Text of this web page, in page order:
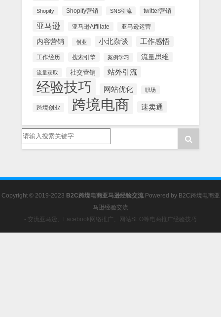
Shopify Shopify营销 SNS引流 twitter营销
亚马逊 亚马逊Affiliate 亚马逊运营
内容营销 创业 小北杂谈 工作感悟
工作经历 搜索引擎 案例学习 流量思维
流量获取 社交营销 站外引流
经验技巧 网站优化 职场
跨境创业 跨境电商 速卖通
Copyright © 2019-2023 B2C跨境电商亚马逊经验交流 Powered by B2C跨境电商亚
马逊经验交流
- 交流亚马逊、Facebook网络推广、网站SEO等电商推广经验技巧